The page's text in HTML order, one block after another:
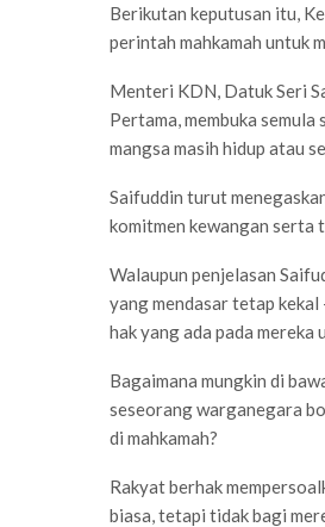
Berikutan keputusan itu,
perintah mahkamah untuk
Menteri KDN, Datuk Seri
Pertama, membuka
mangsa masih hidup atau
Saifuddin turut
komitmen kewangan serta
Walaupun penjelasan
yang mendasar tetap kekal
hak yang ada pada mereka
Bagaimana mungkin di
seseorang warganegara
di mahkamah?
Rakyat berhak
biasa, tetapi tidak bagi